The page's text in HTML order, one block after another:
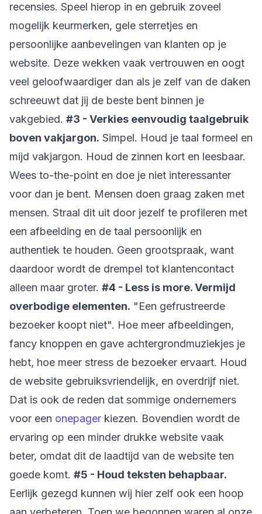
recensies. Speel hierop in en gebruik zoveel
mogelijk keurmerken, gele sterretjes en
persoonlijke aanbevelingen van klanten op je
website. Deze wekken vaak vertrouwen en oogt
veel geloofwaardiger dan als je zelf van de daken
schreeuwt dat jij de beste bent binnen je
vakgebied. #3 - Verkies eenvoudig taalgebruik
boven vakjargon. Simpel. Houd je taal formeel en
mijd vakjargon. Houd de zinnen kort en leesbaar.
Wees to-the-point en doe je niet interessanter
voor dan je bent. Mensen doen graag zaken met
mensen. Straal dit uit door jezelf te profileren met
een afbeelding en de taal persoonlijk en
authentiek te houden. Geen grootspraak, want
daardoor wordt de drempel tot klantencontact
alleen maar groter. #4 - Less is more. Vermijd
overbodige elementen. "Een gefrustreerde
bezoeker koopt niet". Hoe meer afbeeldingen,
fancy knoppen en gave achtergrondmuziekjes je
hebt, hoe meer stress de bezoeker ervaart. Houd
de website gebruiksvriendelijk, en overdrijf niet.
Dat is ook de reden dat sommige ondernemers
voor een onepager kiezen. Bovendien wordt de
ervaring op een minder drukke website vaak
beter, omdat dit de laadtijd van de website ten
goede komt. #5 - Houd teksten behapbaar.
Eerlijk gezegd kunnen wij hier zelf ook een hoop